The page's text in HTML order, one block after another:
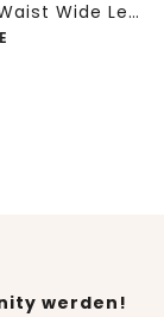
7/8 High Waist Wide Leg Jeans im Loose Fit
werden!